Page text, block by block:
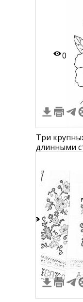
0
Три
длинными